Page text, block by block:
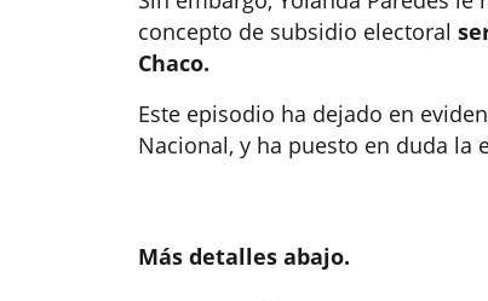
concepto de subsidio electoral
Chaco.
Este episodio ha dejado en
Nacional, y ha puesto en duda
Más detalles abajo.